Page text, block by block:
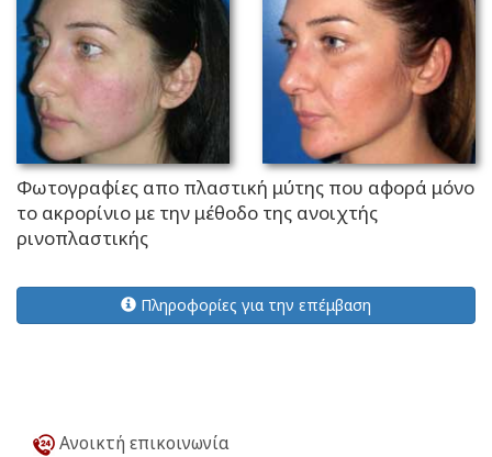
Φωτογραφίες απο πλαστική μύτης που αφορά μόνο
το ακρορίνιο με την μέθοδο της ανοιχτής
ρινοπλαστικής
Πληροφορίες για την επέμβαση
Ανοικτή επικοινωνία